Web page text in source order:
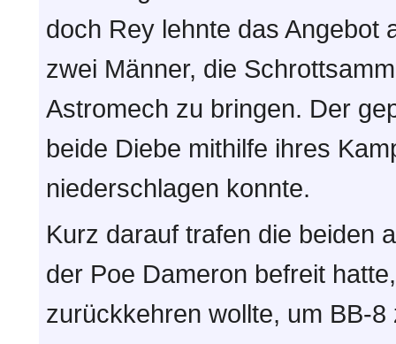
doch Rey lehnte das Angebot
zwei Männer, die
Astromech zu bringen. Der
beide Diebe mithilfe ihres
niederschlagen konnte.
Kurz darauf trafen die beiden
der Poe Dameron befreit
zurückkehren wollte, um BB-8